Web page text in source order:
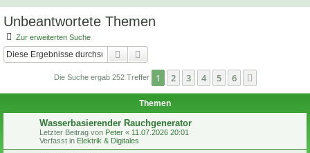
Unbeantwortete Themen
Zur erweiterten Suche
Suche
Die Suche ergab 252 Treffer 1 2 3 4 5 6
Themen
Wasserbasierender Rauchgenerator
Letzter Beitrag von Peter « 11.07.2026 20:01
Verfasst in Elektrik & Digitales